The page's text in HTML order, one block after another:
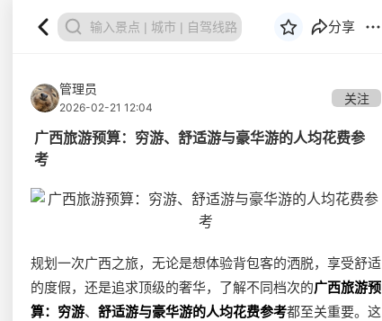
分享
管理员
2026-02-21 12:04
关注
广西旅游预算：穷游、舒适游与豪华游的人均花费参
考
规划一次广西之旅，无论是想体验背包客的洒脱，享受舒适
的度假，还是追求顶级的奢华，了解不同档次的广西旅游预
算：穷游、 舒适游与豪华游的人均花费参考都至关重要。这